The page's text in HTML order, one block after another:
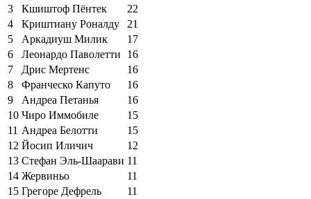
3
Кшиштоф Пёнтек
22
4
Криштиану Роналду
21
5
Аркадиуш Милик
17
6
Леонардо Паволетти
16
7
Дрис Мертенс
16
8
Франческо Капуто
16
9
Андреа Петанья
16
10 Чиро Иммобиле
15
11 Андреа Белотти
15
12 Йосип Иличич
12
13 Стефан Эль-Шаарави 11
14 Жервиньо
11
15 Грегоре Дефрель 11